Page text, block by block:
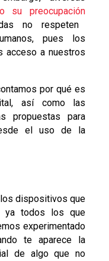
su preocupación
no respeten
pues los
acceso a nuestros
por qué es
así como las
propuestas para
el uso de la
dispositivos que
ya todos los que
experimentado
te aparece la
de algo que no